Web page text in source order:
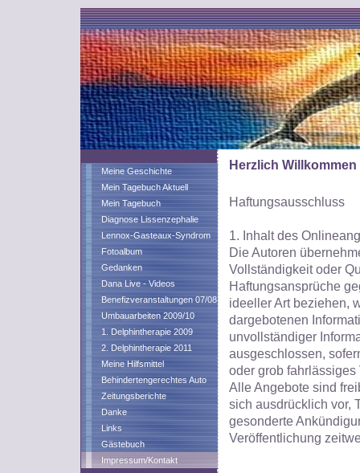
Meine Geschichte
Mein Tagebuch Aktuell
Mein Tagebuch
Diagnose Lissenzephalie
Lennox-Gasteaux-Syndrom
Fotoalbum
Gedanken
Dana Live - Videos
Benefizveranstaltungen 07/08
Umbauarbeiten 2009/10
1. Delphintherapie 2009
2. Delphintherapie 2011
Meine Hilfsmittel
Behindertengerechtes Auto
Zeitungsberichte
Danke
Links
Gästebuch
Impressum/Kontakt
Herzlich
Haftungsausschluss
1. Inhalt des
Die Autoren
Vollständigkeit oder
Haftungsansprüche
ideeller Art beziehen,
dargebotenen
unvollständiger
ausgeschlossen,
oder grob
Alle Angebote sind
sich ausdrücklich vor,
gesonderte
Veröffentlichung